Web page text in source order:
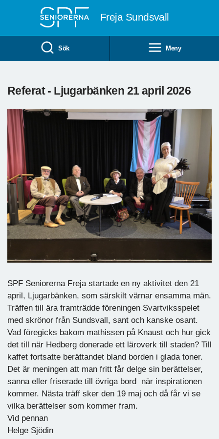
Freja Sundsvall
Sök Meny
Referat - Ljugarbänken 21 april 2026
SPF Seniorerna Freja startade en ny aktivitet den 21
april, Ljugarbänken, som särskilt värnar ensamma män.
Träffen till ära framträdde föreningen Svartviksspelet
med skrönor från Sundsvall, sant och kanske osant.
Vad föregicks bakom mathissen på Knaust och hur gick
det till när Hedberg donerade ett läroverk till staden? Till
kaffet fortsatte berättandet bland borden i glada toner.
Det är meningen att man fritt får delge sin berättelser,
sanna eller friserade till övriga bord när inspirationen
kommer. Nästa träff sker den 19 maj och då får vi se
vilka berättelser som kommer fram.
Vid pennan
Helge Sjödin